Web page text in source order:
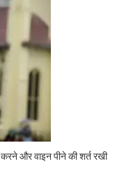
और वाइन पीने की शर्त रखी